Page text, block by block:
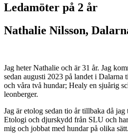
Ledamöter på 2 år
Nathalie Nilsson,
Jag heter Nathalie och är 31 år. Jag
sedan augusti 2023 på landet i Dalarna
och våra två hundar; Healy en sjuårig
leonberger.
Jag är etolog sedan tio år tillbaka då
Etologi och djurskydd från SLU och
mig och jobbat med hundar på olika sätt.